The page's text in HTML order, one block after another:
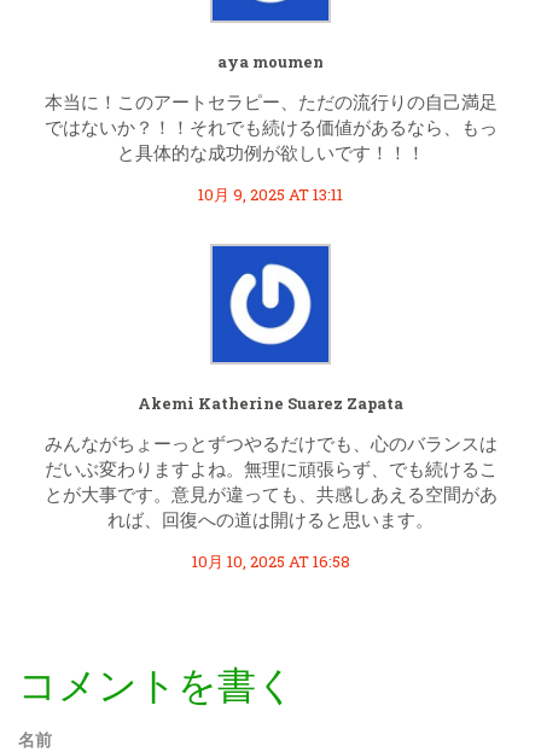
aya moumen
本当に！このアートセラピー、ただの流行りの自己満足
ではないか？！！それでも続ける価値があるなら、もっ
と具体的な成功例が欲しいです！！！
10月 9, 2025 AT 13:11
Akemi Katherine Suarez Zapata
みんながちょーっとずつやるだけでも、心のバランスは
だいぶ変わりますよね。無理に頑張らず、でも続けるこ
とが大事です。意見が違っても、共感しあえる空間があ
れば、回復への道は開けると思います。
10月 10, 2025 AT 16:58
コメントを書く
名前